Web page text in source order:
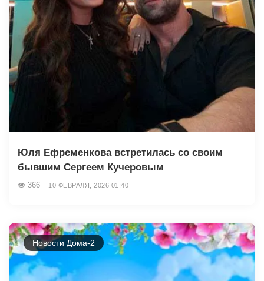
Юля Ефременкова встретилась со своим
бывшим Сергеем Кучеровым
366 10 ФЕВРАЛЯ, 2026 01:40
Новости Дома-2